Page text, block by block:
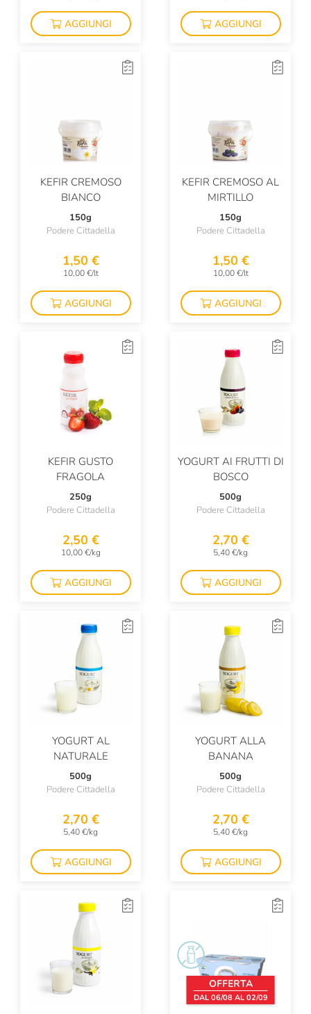
AGGIUNGI AGGIUNGI
KEFIR CREMOSO
BIANCO
150g
Podere Cittadella
1,50 €
10,00 €/lt
AGGIUNGI
KEFIR CREMOSO AL
MIRTILLO
150g
Podere Cittadella
1,50 €
10,00 €/lt
AGGIUNGI
KEFIR GUSTO
FRAGOLA
250g
Podere Cittadella
2,50 €
10,00 €/kg
AGGIUNGI
YOGURT AI FRUTTI DI
BOSCO
500g
Podere Cittadella
2,70 €
5,40 €/kg
AGGIUNGI
YOGURT AL
NATURALE
500g
Podere Cittadella
2,70 €
5,40 €/kg
AGGIUNGI
YOGURT ALLA
BANANA
500g
Podere Cittadella
2,70 €
5,40 €/kg
AGGIUNGI
OFFERTA
DAL 06/08 AL 02/09